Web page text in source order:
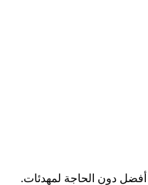
أفضل دون الحاجة لمهدئات.